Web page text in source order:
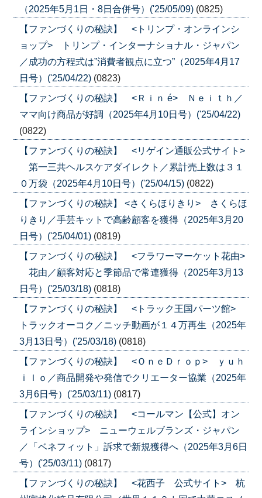
（2025年5月1日・8日合併号）('25/05/09) (0825)
【ファンづくりの秘訣】 <トリンプ・オンラインシ
ョップ> トリンプ・インターナショナル・ジャパン
／成功の方程式は”消費者観点に立つ”（2025年4月17
日号）('25/04/22) (0823)
【ファンづくりの秘訣】 <Ｒｉｎ é> Ｎｅｉｔｈ／
ママ向け商品が好調（2025年4月10日号）('25/04/22)
(0822)
【ファンづくりの秘訣】 <リゲイン通販公式サイト>
第一三共ヘルスケアダイレクト／累計売上数は３１
０万袋（2025年4月10日号）('25/04/15) (0822)
【ファンづくりの秘訣】 <さくらほりきり> さくらほ
りきり／手芸キットで高齢顧客を獲得（2025年3月20
日号）('25/04/01) (0819)
【ファンづくりの秘訣】 <フラワーマーケット花由>
花由／顧客対応と季節品で常連獲得（2025年3月13
日号）('25/03/18) (0818)
【ファンづくりの秘訣】 <トラック王国パーツ館>
トラックオーコク／ニッチ動画が１４万再生（2025年
3月13日号）('25/03/18) (0818)
【ファンづくりの秘訣】 <ＯｎｅＤｒｏｐ> ｙｕｈ
ｉｌｏ／商品開発や発信でクリエーター協業（2025年
3月6日号）('25/03/11) (0817)
【ファンづくりの秘訣】 <コールマン【公式】オン
ラインショップ> ニューウェルブランズ・ジャパン
／「ベネフィット」訴求で新規獲得へ（2025年3月6日
号）('25/03/11) (0817)
【ファンづくりの秘訣】 <花西子 公式サイト> 杭